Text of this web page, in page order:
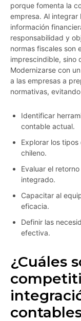
porque fomenta la
empresa. Al integrar
información
responsabilidad y
normas fiscales son
imprescindible, sino
Modernizarse con
a las empresas a
normativas,
Identificar
contable actual.
Explorar los
chileno.
Evaluar el
integrado.
Capacitar al
eficacia.
Definir las
efectiva.
¿Cuáles